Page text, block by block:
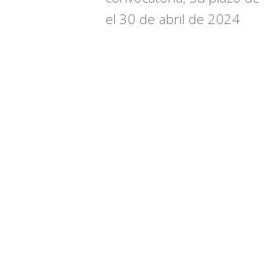
el 30 de abril de 2024